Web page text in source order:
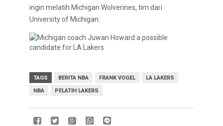
ingin melatih Michigan Wolverines, tim dari
University of Michigan.
TAGS BERITA NBA FRANK VOGEL
LA LAKERS
NBA
PELATIH LAKERS